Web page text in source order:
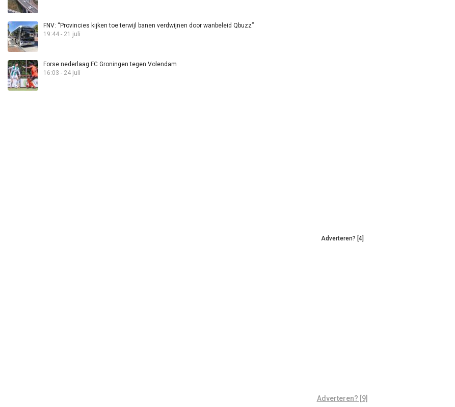
FNV: “Provincies kijken toe terwijl banen verdwijnen door wanbeleid Qbuzz”
19:44 - 21 juli
Forse nederlaag FC Groningen tegen Volendam
16:03 - 24 juli
Adverteren? [4]
Adverteren? [9]